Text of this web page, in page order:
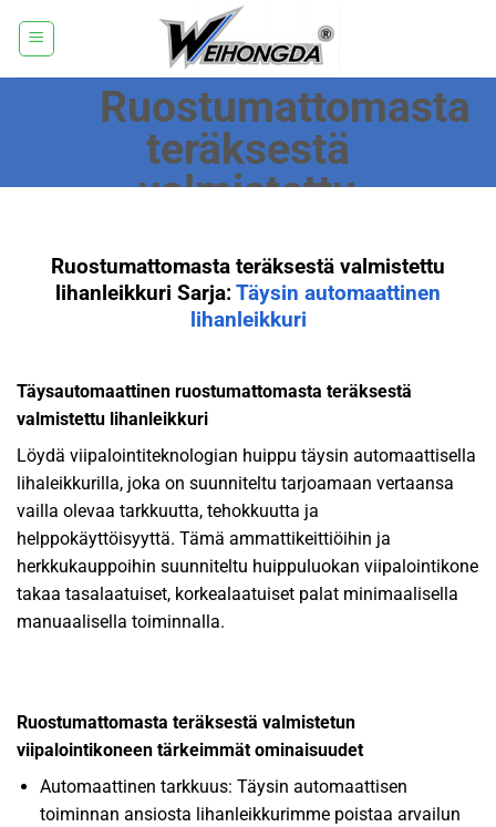
sisältöön
Ruostumattomasta
teräksestä
valmistettu
Ruostumattomasta teräksestä valmistettu
lihanleikkuri Sarja:Täysin automaattinen
lihanleikkuri
Täysautomaattinen ruostumattomasta teräksestä
valmistettu lihanleikkuri
Löydä viipalointiteknologian huippu täysin automaattisella
lihaleikkurilla, joka on suunniteltu tarjoamaan vertaansa
vailla olevaa tarkkuutta, tehokkuutta ja
helppokäyttöisyyttä. Tämä ammattikeittiöihin ja
herkkukauppoihin suunniteltu huippuluokan viipalointikone
takaa tasalaatuiset, korkealaatuiset palat minimaalisella
manuaalisella toiminnalla.
Ruostumattomasta teräksestä valmistetun
viipalointikoneen tärkeimmät ominaisuudet
Automaattinen tarkkuus: Täysin automaattisen
toiminnan ansiosta lihanleikkurimme poistaa arvailun